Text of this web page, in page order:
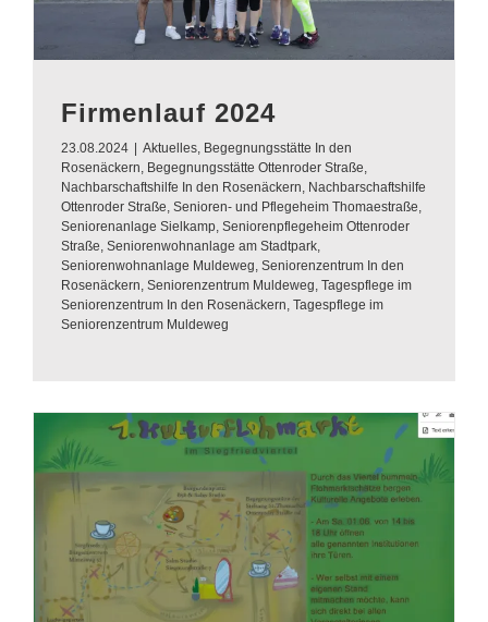
Firmenlauf 2024
23.08.2024 | Aktuelles, Begegnungsstätte In den
Rosenäckern Begegnungsstätte Ottenroder Straße
Nachbarschaftshilfe In den Rosenäckern Nachbarschaftshilfe
Ottenroder Straße Senioren- und Pflegeheim Thomaestraße
Seniorenanlage Sielkamp, Seniorenpflegeheim Ottenroder
Straße Seniorenwohnanlage am Stadtpark,
Seniorenwohnanlage Muldeweg Seniorenzentrum In den
Rosenäckern Seniorenzentrum Muldeweg Tagespflege im
Seniorenzentrum In den Rosenäckern Tagespflege im
Seniorenzentrum Muldeweg